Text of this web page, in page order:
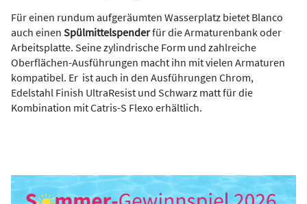
Für einen rundum aufgeräumten Wasserplatz bietet Blanco
auch einen Spülmittelspenderfür die Armaturenbank oder
Arbeitsplatte. Seine zylindrische Form und zahlreiche
Oberflächen-Ausführungen macht ihn mit vielen Armaturen
kompatibel. Er ist auch in den Ausführungen Chrom,
Edelstahl Finish UltraResist und Schwarz matt für die
Kombination mit Catris-S Flexo erhältlich.